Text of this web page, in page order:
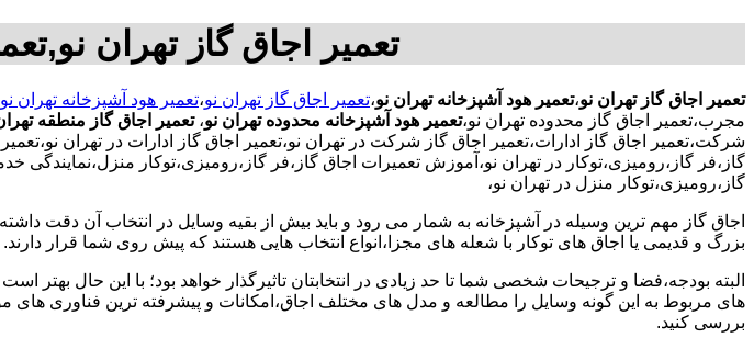
تعمیر اجاق گاز تهران
تعمیر اجاق گاز تهران نو،تعمیر هود آشپزخانه تهران نو،تعمیر اجاق گاز تهران نو،تعمیر هود آشپزخانه تهران نو
مجرب،تعمیر اجاق گاز محدوده تهران نو،تعمیر هود آشپزخانه محدوده تهران نو، تعمیر اجاق گاز منطقه
شرکت،تعمیر اجاق گاز ادارات،تعمیر اجاق گاز شرکت در تهران نو،تعمیر اجاق گاز ادارات در تهران
گاز،فر گاز،رومیزی،توکار در تهران نو،آموزش تعمیرات اجاق گاز،فر گاز،رومیزی،توکار
گاز،رومیزی،توکار منزل در تهران نو،
اجاق گاز مهم ترین وسیله در آشپزخانه به شمار می رود و باید بیش از بقیه وسایل در انتخاب آن دقت
بزرگ و قدیمی یا اجاق های توکار با شعله های مجزا،انواع انتخاب هایی هستند که پیش روی شما قرار دارند.
البته بودجه،فضا و ترجیحات شخصی شما تا حد زیادی در انتخابتان تاثیرگذار خواهد بود؛ با این حال بهتر است
های مربوط به این گونه وسایل را مطالعه و مدل های مختلف اجاق،امکانات و پیشرفته ترین فناوری های
بررسی کنید.